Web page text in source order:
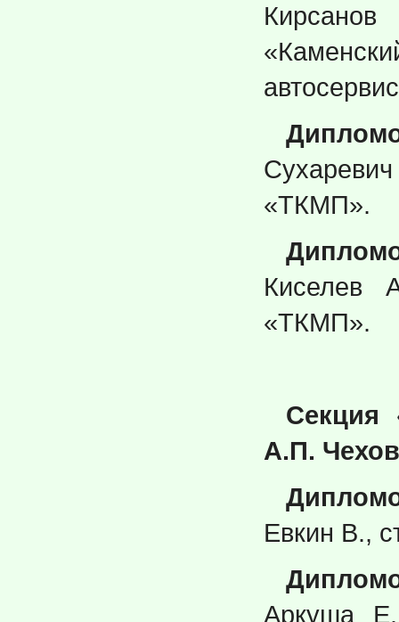
«ТКМП».
«ТКМП».
Секция
А.П.
Евкин В.,
Аркуша